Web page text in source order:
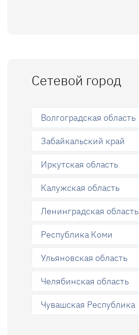
Сетевой город
Волгоградская область
Забайкальский край
Иркутская область
Калужская область
Ленинградская область
Республика Коми
Ульяновская область
Челябинская область
Чувашская Республика